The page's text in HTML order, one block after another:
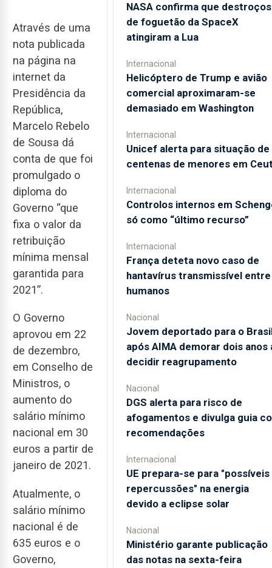
Através de uma
nota publicada
na página na
internet da
Presidência da
República,
Marcelo Rebelo
de Sousa dá
conta de que foi
promulgado o
diploma do
Governo “que
fixa o valor da
retribuição
mínima mensal
garantida para
2021”.
O Governo
aprovou em 22
de dezembro,
em Conselho de
Ministros, o
aumento do
salário mínimo
nacional em 30
euros a partir de
janeiro de 2021.
Atualmente, o
salário mínimo
nacional é de
635 euros e o
Governo,
NASA confirma que destroços
de foguetão da SpaceX
atingiram a Lua
Internacional
Helicóptero de Trump e avião
comercial aproximaram-se
demasiado em Washington
Internacional
Unicef alerta para situação de
centenas de menores em
Internacional
Controlos internos em
só como “último recurso”
Internacional
França deteta novo caso de
hantavírus transmissível entre
humanos
Nacional
Jovem deportado para o
após AIMA demorar dois anos
decidir reagrupamento
Nacional
DGS alerta para risco de
afogamentos e divulga guia
recomendações
Internacional
UE prepara-se para "possíveis
repercussões" na energia
devido a eclipse solar
Nacional
Ministério garante publicação
das notas na sexta-feira